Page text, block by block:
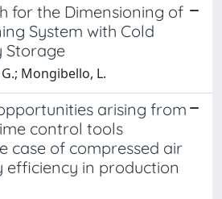
for the Dimensioning of
System with Cold
Storage
Mongibello, L.
arising from
control tools
case of compressed air
efficiency in production